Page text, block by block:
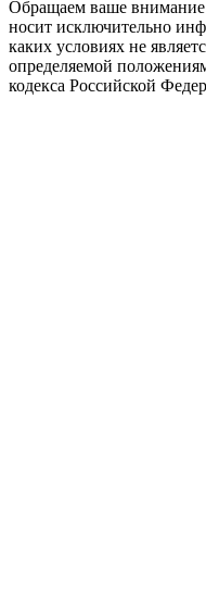
Обращаем ваше внимание
носит исключительно
каких условиях не
определяемой
кодекса Российской